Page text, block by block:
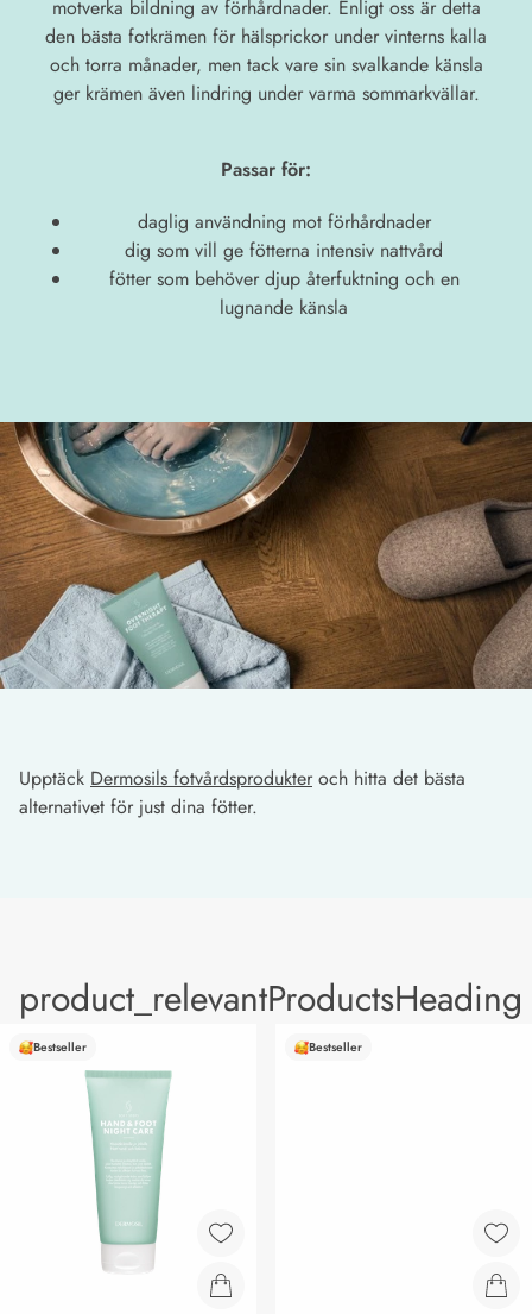
motverka bildning av förhårdnader. Enligt oss är detta
den bästa fotkrämen för hälsprickor under vinterns kalla
och torra månader, men tack vare sin svalkande känsla
ger krämen även lindring under varma sommarkvällar.
Passar för:
daglig användning mot förhårdnader
dig som vill ge fötterna intensiv nattvård
fötter som behöver djup återfuktning och en
lugnande känsla
Upptäck Dermosils fotvårdsprodukter och hitta det bästa
alternativet för just dina fötter.
product_relevantProductsHeading
Bestseller Bestseller